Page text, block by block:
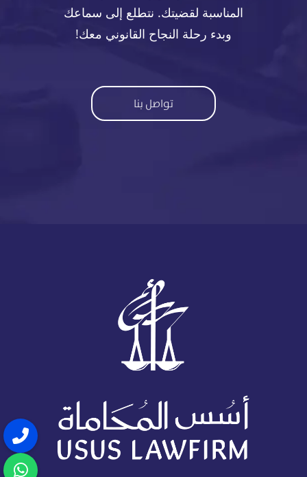
المناسبة لقضيتك. نتطلع إلى سماعك
وبدء رحلة النجاح القانوني معك!
تواصل بنا